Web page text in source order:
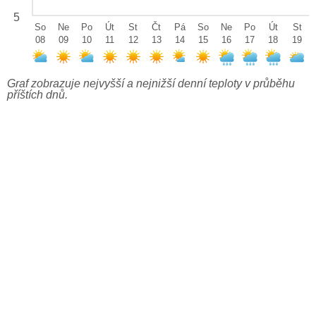
5
So
08
Ne
09
Po
10
Út
11
St
12
Čt
13
Pá
14
So
15
Ne
16
Po
17
Út
18
St
19
Graf zobrazuje nejvyšší a nejnižší denní teploty v průběhu
příštích dnů.